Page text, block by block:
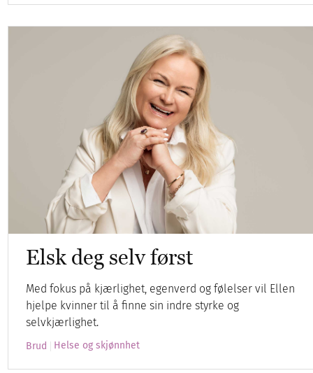
Elsk deg selv først
Med fokus på kjærlighet, egenverd og følelser vil Ellen
hjelpe kvinner til å finne sin indre styrke og
selvkjærlighet.
Brud Helse og skjønnhet